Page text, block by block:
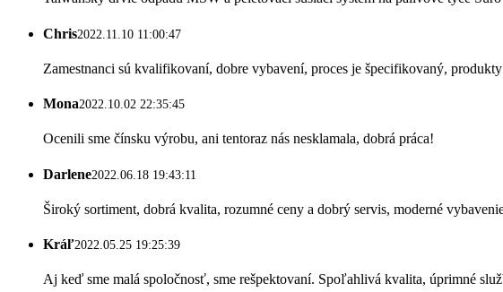
Chris2022.11.10 11:00:47
Zamestnanci sú kvalifikovaní, dobre vybavení, proces je špecifikovaný,
Mona2022.10.02 22:35:45
Ocenili sme čínsku výrobu, ani tentoraz nás nesklamala, dobrá práca!
Darlene2022.06.18 19:43:11
Široký sortiment, dobrá kvalita, rozumné ceny a dobrý servis, moderné
Kráľ2022.05.25 19:25:39
Aj keď sme malá spoločnosť, sme rešpektovaní. Spoľahlivá kvalita, úprimné